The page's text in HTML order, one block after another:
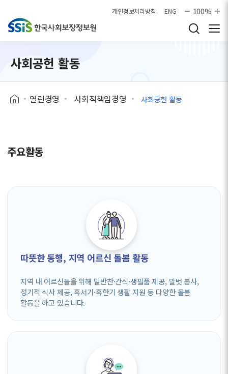
개인정보처리방침 ENG 100%
사회공헌 활동
열린경영 사회적책임경영 사회공헌 활동
주요활동
따뜻한 동행, 지역 어르신 돌봄 활동
지역 내 어르신들을 위해 밑반찬·간식·생필품 제공, 말벗 봉사,
정기적 식사 제공, 혹서기·혹한기 생활 지원 등 다양한 돌봄
활동을 하고 있습니다.